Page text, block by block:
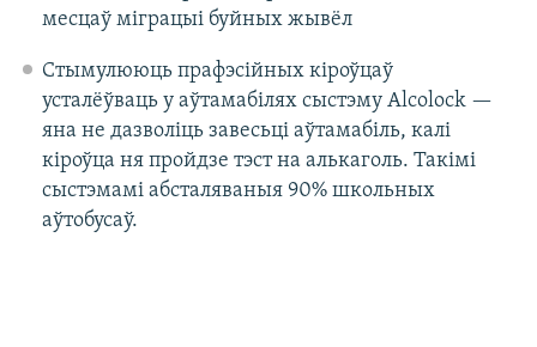
месцаў міграцыі буйных жывёл
Стымулююць прафэсійных кіроўцаў
усталёўваць у аўтамабілях сыстэму Alсolock —
яна не дазволіць завесьці аўтамабіль, калі
кіроўца ня пройдзе тэст на алькаголь. Такімі
сыстэмамі абсталяваныя 90% школьных
аўтобусаў.